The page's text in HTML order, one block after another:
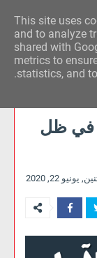
للآراء
في ظل
يونيو 22, 2020
This site uses
and to analyze
shared with
metrics to
statistics, and